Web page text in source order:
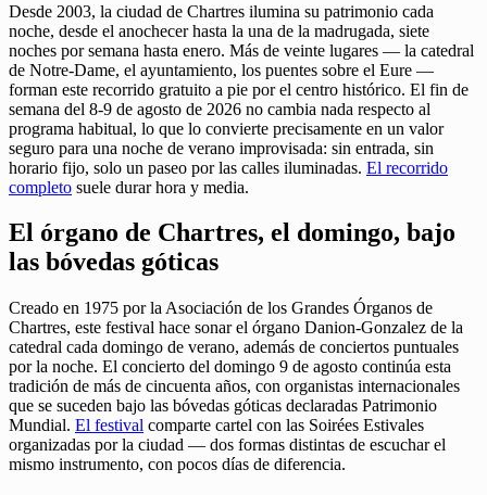
Desde 2003, la ciudad de Chartres ilumina su patrimonio cada
noche, desde el anochecer hasta la una de la madrugada, siete
noches por semana hasta enero. Más de veinte lugares — la catedral
de Notre-Dame, el ayuntamiento, los puentes sobre el Eure —
forman este recorrido gratuito a pie por el centro histórico. El fin de
semana del 8-9 de agosto de 2026 no cambia nada respecto al
programa habitual, lo que lo convierte precisamente en un valor
seguro para una noche de verano improvisada: sin entrada, sin
horario fijo, solo un paseo por las calles iluminadas. El recorrido
completo suele durar hora y media.
El órgano de Chartres, el domingo, bajo
las bóvedas góticas
Creado en 1975 por la Asociación de los Grandes Órganos de
Chartres, este festival hace sonar el órgano Danion-Gonzalez de la
catedral cada domingo de verano, además de conciertos puntuales
por la noche. El concierto del domingo 9 de agosto continúa esta
tradición de más de cincuenta años, con organistas internacionales
que se suceden bajo las bóvedas góticas declaradas Patrimonio
Mundial. El festival comparte cartel con las Soirées Estivales
organizadas por la ciudad — dos formas distintas de escuchar el
mismo instrumento, con pocos días de diferencia.